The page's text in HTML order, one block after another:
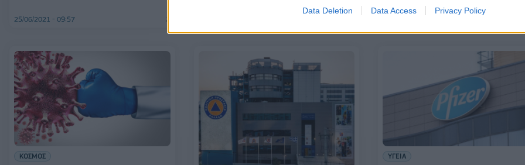
Data Deletion Data Access Privacy Policy
25/06/2021 - 09:57
ΚΟΣΜΟΣ ΥΓΕΙΑ